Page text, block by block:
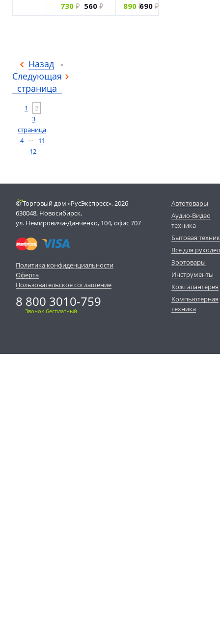
730
560
890 690
Назад
Следующая
страница
1
2
3
страница
4 …
11
12
© Торговый дом «РусЭкспресс», 2026
630048, Новосибирск,
ул. Немировича-Данченко, 104, офис 707
Политика конфиденциальности
Оферта
Пользовательское соглашение
8 800 3010-759
Звонок бесплатный
Автотовары
Аудио-Видео
техника
Бытовая
Все для
Зоотовары
Инструменты
Кожгалантерея
Компьютерная
техника